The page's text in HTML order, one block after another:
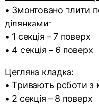
• Змонтовано плити
ділянками:
• 1 секція – 7 поверх
• 4 секція – 6 поверх
Цегляна кладка:
• Тривають роботи з
• 2 секція – 8 поверх